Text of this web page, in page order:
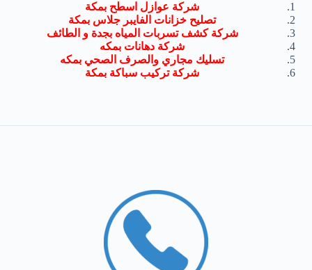
شركة عوازل اسطح بمكة
تصليح خزانات الفايبر جلاس بمكة
شركة كشف تسربات المياه بجدة و الطائف
شركة دهانات بمكه
تسليك مجاري والصرف الصحي بمكه
شركة تركيب سباكة بمكة